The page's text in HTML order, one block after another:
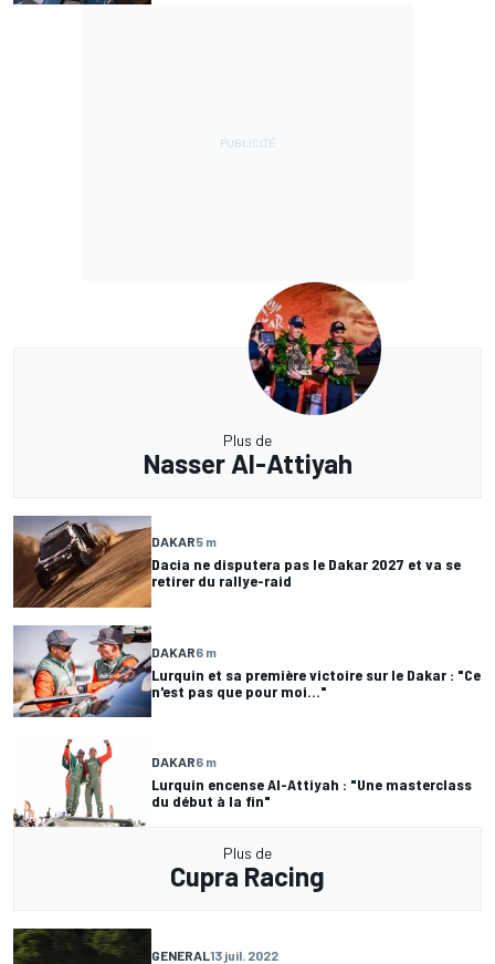
Plus de
Nasser Al-Attiyah
DAKAR5 m
Dacia ne disputera pas le Dakar 2027 et va se
retirer du rallye-raid
DAKAR6 m
Lurquin et sa première victoire sur le Dakar : "Ce
n'est pas que pour moi..."
DAKAR6 m
Lurquin encense Al-Attiyah : "Une masterclass
du début à la fin"
Plus de
Cupra Racing
GENERAL 13 juil. 2022